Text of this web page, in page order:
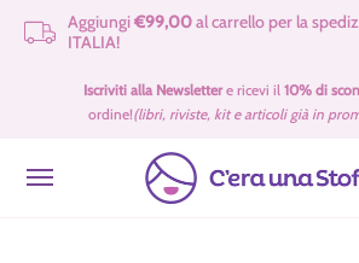
Passa al contenuto principale
Aggiungi€99,00al carrello per la
ITALIA!
Idee Regalo 🎁
Offerte Filati 🧶
Iscriviti alla Newslettere ricevi il 10% di
ordine!(libri, riviste, kit e articoli già in